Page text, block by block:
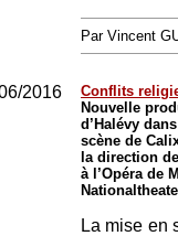
Par Vincent
2016
Conflits
Nouvelle
d’Halévy
scène de
la direction
à l’Opéra de
La mise en